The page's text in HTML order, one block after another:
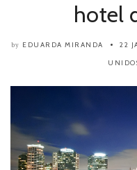
hotel
by EDUARDA MIRANDA 22